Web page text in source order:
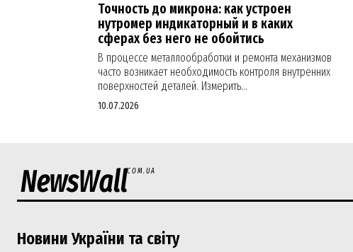
Точность до микрона: как устроен
нутромер индикаторный и в каких
сферах без него не обойтись
В процессе металлообработки и ремонта механизмов
часто возникает необходимость контроля внутренних
поверхностей деталей. Измерить...
10.07.2026
NewsWallCOM.UA
Новини України та світу